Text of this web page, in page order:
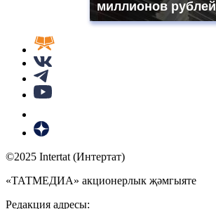
миллионов рублей
©2025 Intertat (Интертат)
«ТАТМЕДИА» акционерлык җәмгыяте
Редакция адресы: